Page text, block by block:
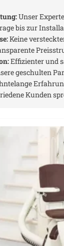
Unser
bis zur
Keine
Effizienter und
geschulten
Kunden